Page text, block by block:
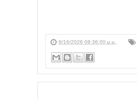
6/16/2026 08:36:00 μ.μ.